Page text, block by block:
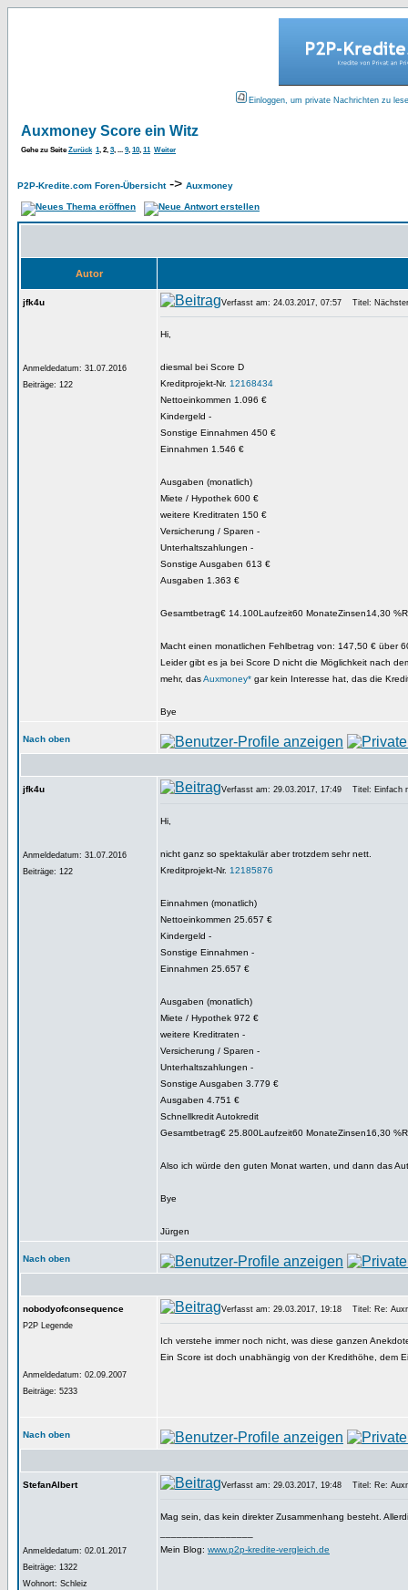
Einloggen, um private Nachrichten zu
Auxmoney Score ein Witz
Gehe zu SeiteZurück 1, 2, 3, ... 9, 10, 11 Weiter
P2P-Kredite.com Foren-Übersicht-> Auxmoney
Autor
jfk4u
Anmeldedatum: 31.07.2016
Beiträge: 122
Verfasst am: 24.03.2017, 07:57 Titel:
Hi,
diesmal bei Score D
Kreditprojekt-Nr. 12168434
Nettoeinkommen 1.096 €
Kindergeld -
Sonstige Einnahmen 450 €
Einnahmen 1.546 €
Ausgaben (monatlich)
Miete / Hypothek 600 €
weitere Kreditraten 150 €
Versicherung / Sparen -
Unterhaltszahlungen -
Sonstige Ausgaben 613 €
Ausgaben 1.363 €
Gesamtbetrag€ 14.100Laufzeit60 MonateZinsen14,30
Macht einen monatlichen Fehlbetrag von: 147,50 € über
Leider gibt es ja bei Score D nicht die Möglichkeit nach
mehr, dasAuxmoney* gar kein Interesse hat, das die
Bye
Nach oben
jfk4u
Anmeldedatum: 31.07.2016
Beiträge: 122
Verfasst am: 29.03.2017, 17:49 Titel: Einfach
Hi,
nicht ganz so spektakulär aber trotzdem sehr nett.
Kreditprojekt-Nr. 12185876
Einnahmen (monatlich)
Nettoeinkommen 25.657 €
Kindergeld -
Sonstige Einnahmen -
Einnahmen 25.657 €
Ausgaben (monatlich)
Miete / Hypothek 972 €
weitere Kreditraten -
Versicherung / Sparen -
Unterhaltszahlungen -
Sonstige Ausgaben 3.779 €
Ausgaben 4.751 €
Schnellkredit Autokredit
Gesamtbetrag€ 25.800Laufzeit60 MonateZinsen16,30
Also ich würde den guten Monat warten, und dann das
Bye
Jürgen
Nach oben
nobodyofconsequence
P2P Legende
Anmeldedatum: 02.09.2007
Beiträge: 5233
Verfasst am: 29.03.2017, 19:18 Titel: Re:
Ich verstehe immer noch nicht, was diese ganzen
Ein Score ist doch unabhängig von der Kredithöhe, dem
Nach oben
StefanAlbert
Anmeldedatum: 02.01.2017
Beiträge: 1322
Wohnort: Schleiz
Verfasst am: 29.03.2017, 19:48 Titel: Re:
Mag sein, das kein direkter Zusammenhang besteht.
Mein Blog: www.p2p-kredite-vergleich.de